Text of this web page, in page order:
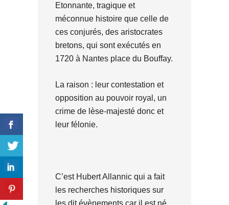
Etonnante, tragique et
méconnue histoire que celle de
ces conjurés, des aristocrates
bretons, qui sont exécutés en
1720 à Nantes place du Bouffay.
La raison : leur contestation et
opposition au pouvoir royal, un
crime de lèse-majesté donc et
leur félonie.
C’est Hubert Allannic qui a fait
les recherches historiques sur
les dit évènements car il est né